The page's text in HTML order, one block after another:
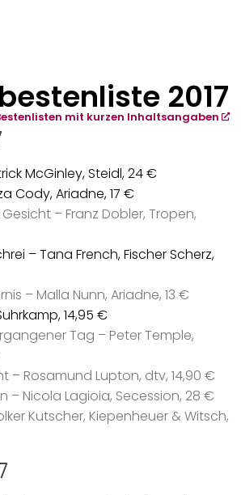
2017
mit kurzen Inhaltsangaben
McGinley, Steidl, 24 €
Cody, Ariadne, 17 €
– Franz Dobler, Tropen,
– Tana French, Fischer Scherz,
– Malla Nunn, Ariadne, 13 €
14,95 €
Tag – Peter Temple,
– Rosamund Lupton, dtv, 14,90 €
– Nicola Lagioia, Secession, 28 €
Kutscher, Kiepenheuer & Witsch,